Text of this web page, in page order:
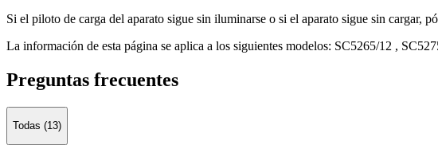
Si el piloto de carga del aparato sigue sin iluminarse o si el aparato sigue sin cargar,
La información de esta página se aplica a los siguientes modelos: SC5265/12 ,
Preguntas frecuentes
Todas (13)